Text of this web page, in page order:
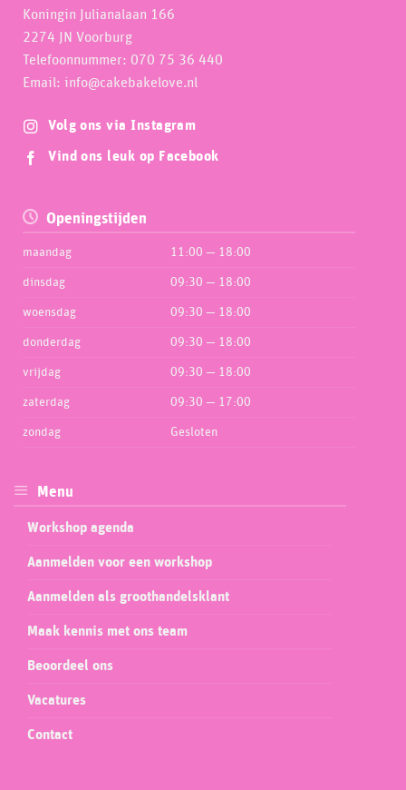
Koningin Julianalaan 166
2274 JN Voorburg
Telefoonnummer: 070 75 36 440
Email: info@cakebakelove.nl
Volg ons via Instagram
Vind ons leuk op Facebook
Openingstijden
maandag 11:00 — 18:00
dinsdag 09:30 — 18:00
woensdag 09:30 — 18:00
donderdag 09:30 — 18:00
vrijdag 09:30 — 18:00
zaterdag 09:30 — 17:00
zondag Gesloten
Menu
Workshop agenda
Aanmelden voor een workshop
Aanmelden als groothandelsklant
Maak kennis met ons team
Beoordeel ons
Vacatures
Contact